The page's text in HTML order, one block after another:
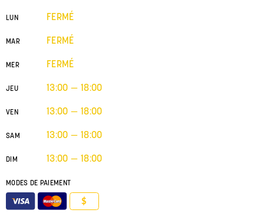
LUN FERMÉ
MAR FERMÉ
MER FERMÉ
JEU 13:00 — 18:00
VEN 13:00 — 18:00
SAM 13:00 — 18:00
DIM 13:00 — 18:00
MODES DE PAIEMENT
$